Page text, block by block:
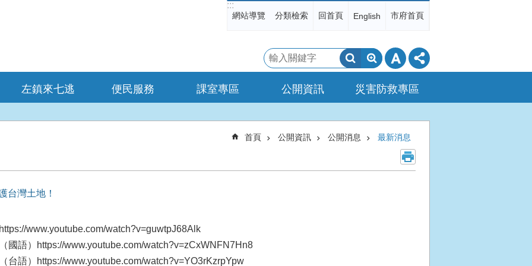
:::
網站導覽 分類檢索 回首頁 English 市府首頁
搜
尋
左鎮來七逃 便民服務 課室專區 公開資訊 災害防救專區
首頁 公開資訊 公開消息 最新消息
台灣土地！
www.youtube.com/watch?v=guwtpJ68Alk
國語）https://www.youtube.com/watch?v=zCxWNFN7Hn8
台語）https://www.youtube.com/watch?v=YO3rKzrpYpw